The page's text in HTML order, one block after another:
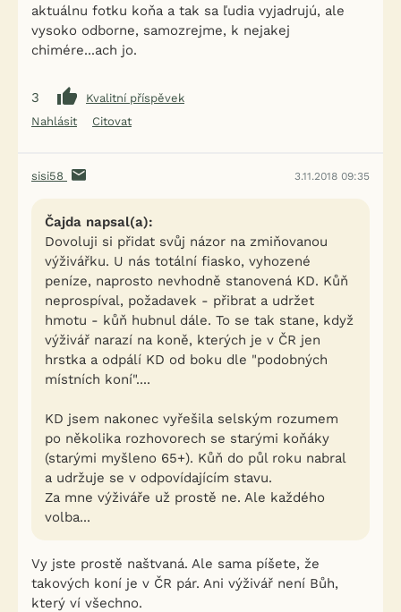
aktuálnu fotku koňa a tak sa ľudia vyjadrujú, ale
vysoko odborne, samozrejme, k nejakej
chimére...ach jo.
3
Kvalitní příspěvek
Nahlásit
Citovat
sisi58 3.11.2018 09:35
Čajda napsal(a):
Dovoluji si přidat svůj názor na zmiňovanou
výživářku. U nás totální fiasko, vyhozené
peníze, naprosto nevhodně stanovená KD. Kůň
neprospíval, požadavek - přibrat a udržet
hmotu - kůň hubnul dále. To se tak stane, když
výživář narazí na koně, kterých je v ČR jen
hrstka a odpálí KD od boku dle "podobných
místních koní"....
KD jsem nakonec vyřešila selským rozumem
po několika rozhovorech se starými koňáky
(starými myšleno 65+). Kůň do půl roku nabral
a udržuje se v odpovídajícím stavu.
Za mne výživáře už prostě ne. Ale každého
volba...
Vy jste prostě naštvaná. Ale sama píšete, že
takových koní je v ČR pár. Ani výživář není Bůh,
který ví všechno.